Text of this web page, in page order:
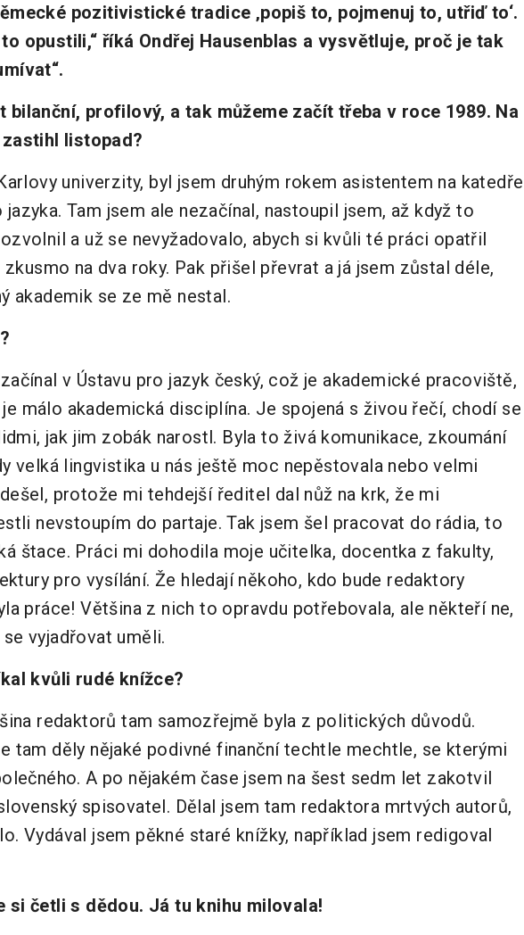
pozitivistické tradice ‚popiš to, pojmenuj to, utřiď to‘.
opustili,“ říká Ondřej Hausenblas a vysvětluje, proč je tak
bilanční, profilový, a tak můžeme začít třeba v roce 1989. Na
listopad?
univerzity, byl jsem druhým rokem asistentem na katedře
Tam jsem ale nezačínal, nastoupil jsem, až když to
a už se nevyžadovalo, abych si kvůli té práci opatřil
na dva roky. Pak přišel převrat a já jsem zůstal déle,
akademik se ze mě nestal.
v Ústavu pro jazyk český, což je akademické pracoviště,
málo akademická disciplína. Je spojená s živou řečí, chodí se
jak jim zobák narostl. Byla to živá komunikace, zkoumání
velká lingvistika u nás ještě moc nepěstovala nebo velmi
protože mi tehdejší ředitel dal nůž na krk, že mi
nevstoupím do partaje. Tak jsem šel pracovat do rádia, to
štace. Práci mi dohodila moje učitelka, docentka z fakulty,
pro vysílání. Že hledají někoho, kdo bude redaktory
práce! Většina z nich to opravdu potřebovala, ale někteří ne,
vyjadřovat uměli.
kvůli rudé knížce?
redaktorů tam samozřejmě byla z politických důvodů.
tam děly nějaké podivné finanční techtle mechtle, se kterými
A po nějakém čase jsem na šest sedm let zakotvil
spisovatel. Dělal jsem tam redaktora mrtvých autorů,
Vydával jsem pěkné staré knížky, například jsem redigoval
si četli s dědou. Já tu knihu milovala!